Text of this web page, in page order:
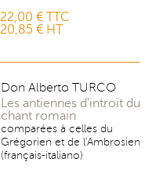
22,00 € TTC
20,85 € HT
Don Alberto TURCO
Les antiennes d'introït du
chant romain
comparées à celles du
Grégorien et de l'Ambrosien
(français-italiano)